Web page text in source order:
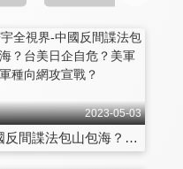
2023-05-03
中國反間諜法包山包海？台美日企自危？美軍第七軍種向網攻宣戰？